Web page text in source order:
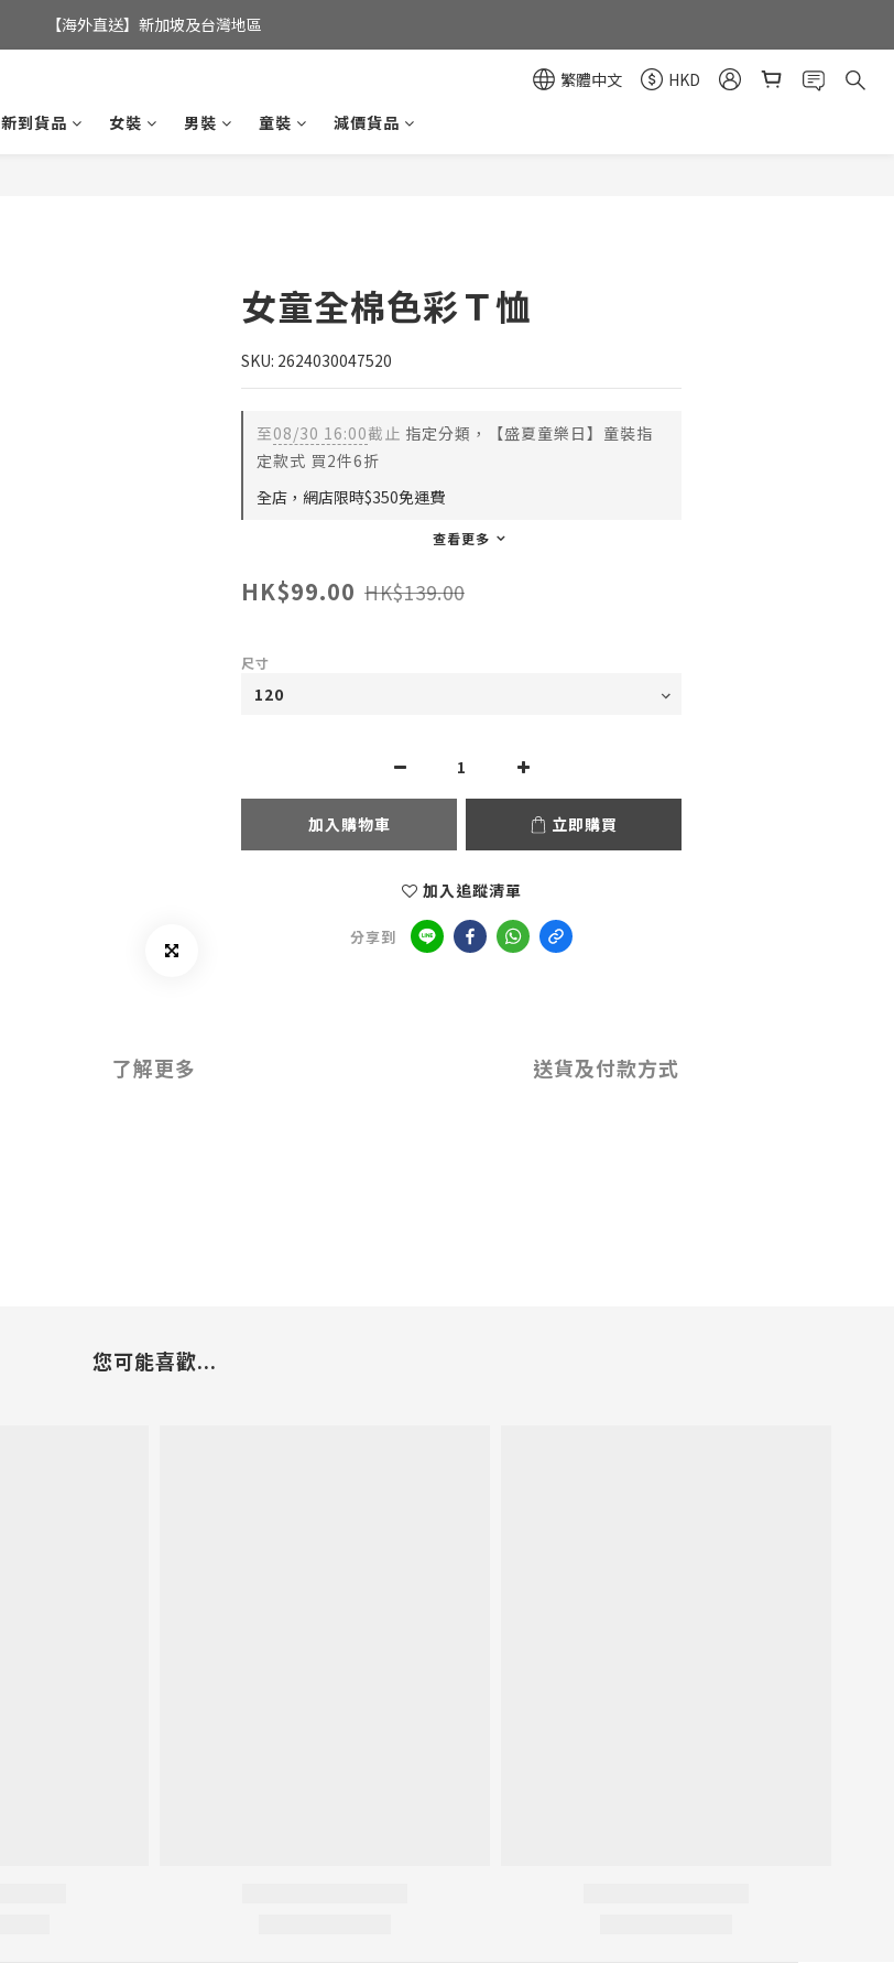
全店滿$350，即可享港澳地區免運費;
【海外直送】新加坡及台灣地區
繁體中文
HKD
新到貨品 女裝 男裝 童裝 減價貨品
女童全棉色彩Ｔ恤
SKU: 2624030047520
至08/30 16:00截止 指定分類，【盛夏童樂日】童裝指
定款式 買2件6折
全店，網店限時$350免運費
查看更多
HK$99.00 HK$139.00
尺寸
加入購物車 立即購買
加入追蹤清單
分享到
了解更多 送貨及付款方式
您可能喜歡...